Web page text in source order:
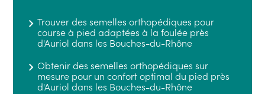
Trouver des semelles orthopédiques pour
course à pied adaptées à la foulée près
d'Auriol dans les Bouches-du-Rhône
Obtenir des semelles orthopédiques sur
mesure pour un confort optimal du pied près
d'Auriol dans les Bouches-du-Rhône